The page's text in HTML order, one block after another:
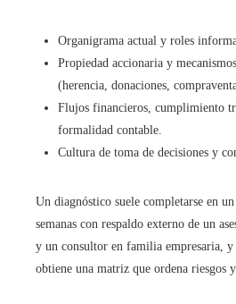
Organigrama actual y roles
Propiedad accionaria y
(herencia, donaciones,
Flujos financieros, cumplimiento
formalidad contable.
Cultura de toma de decisiones y
Un diagnóstico suele completarse en
semanas con respaldo externo de un
y un consultor en familia empresaria,
obtiene una matriz que ordena riesgos